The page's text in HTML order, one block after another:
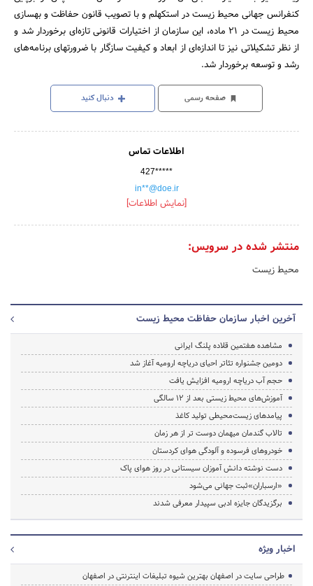
کنفرانس جهانی محیط زیست در استکهلم و با تصویب قانون حفاظت و بهسازی
محیط زیست در 21 ماده، این سازمان از اختیارات قانونی تازه‌ای برخوردار شد و
از نظر تشکیلاتی نیز تا اندازه‌ای از ابعاد و کیفیت سازگار با ضرورتهای برنامه‌های
رشد و توسعه برخوردار شد.
صفحه رسمی دنبال کنید
اطلاعات تماس
427*****
in**@doe.ir
[نمایش اطلاعات]
منتشر شده در سرویس:
محیط زیست
آخرین اخبار سازمان حفاظت محیط زیست
مشاهده هفتمین قلاده پلنگ ایرانی
دومین جشنواره تئاتر احیای دریاچه ارومیه آغاز شد
حجم آب دریاچه ارومیه افزایش یافت
آموزش‌های محیط‌ زیستی بعد از ۱۲ سالگی
پیامدهای زیست‌محیطی تولید کاغذ
تالاب گندمان میهمان‌ دوست تر از هر زمان
خودروهای فرسوده و آلودگی هوای کردستان
دست نوشته دانش آموزان سیستانی در روز هوای پاک
«ارسباران»ثبت جهانی می‌شود
برگزیدگان جایزه ادبی سپیدار معرفی شدند
اخبار ویژه
طراحی سایت در اصفهان بهترین شیوه تبلیغات اینترنتی در اصفهان